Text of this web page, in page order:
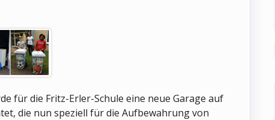
für die Fritz-Erler-Schule eine neue Garage auf
die nun speziell für die Aufbewahrung von